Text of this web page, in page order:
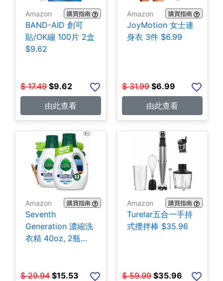
Amazon 購買指南
BAND-AID 創可
貼/OK繃 100片 2盒
$9.62
$ 17.49 $9.62
由此查看
Amazon 購買指南
JoyMotion 女士連
身衣 3件 $6.99
$ 31.99 $6.99
由此查看
Amazon 購買指南
Seventh
Generation 濃縮洗
衣精 40oz, 2瓶
$ 29.94 $15.53
Amazon 購買指南
Turelar五合一手持
式攪拌棒 $35.96
$ 59.99 $35.96